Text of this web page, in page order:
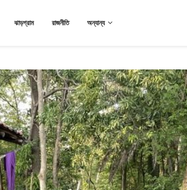
ঝাড়গ্রাম রাজনীতি অন্যান্য